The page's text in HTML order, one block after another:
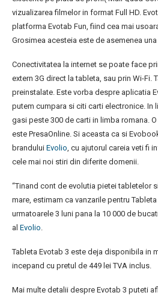
vizualizarea filmelor in format Full HD.
platforma Evotab Fun, fiind cea mai
Grosimea acesteia este de asemenea
Conectivitatea la internet se poate face
extern 3G direct la tableta, sau prin Wi-Fi.
preinstalate. Este vorba despre aplicatia
putem cumpara si citi carti electronice. In
gasi peste 300 de carti in limba romana.
este PresaOnline. Si aceasta ca si
brandului Evolio, cu ajutorul careia veti fi
cele mai noi stiri din diferite domenii.
“Tinand cont de evolutia pietei tabletelor
mare, estimam ca vanzarile pentru
urmatoarele 3 luni pana la 10 000 de
al Evolio.
Tableta Evotab 3 este deja disponibila in
incepand cu pretul de 449 lei TVA inclus.
Mai multe detalii despre Evotab 3 puteti